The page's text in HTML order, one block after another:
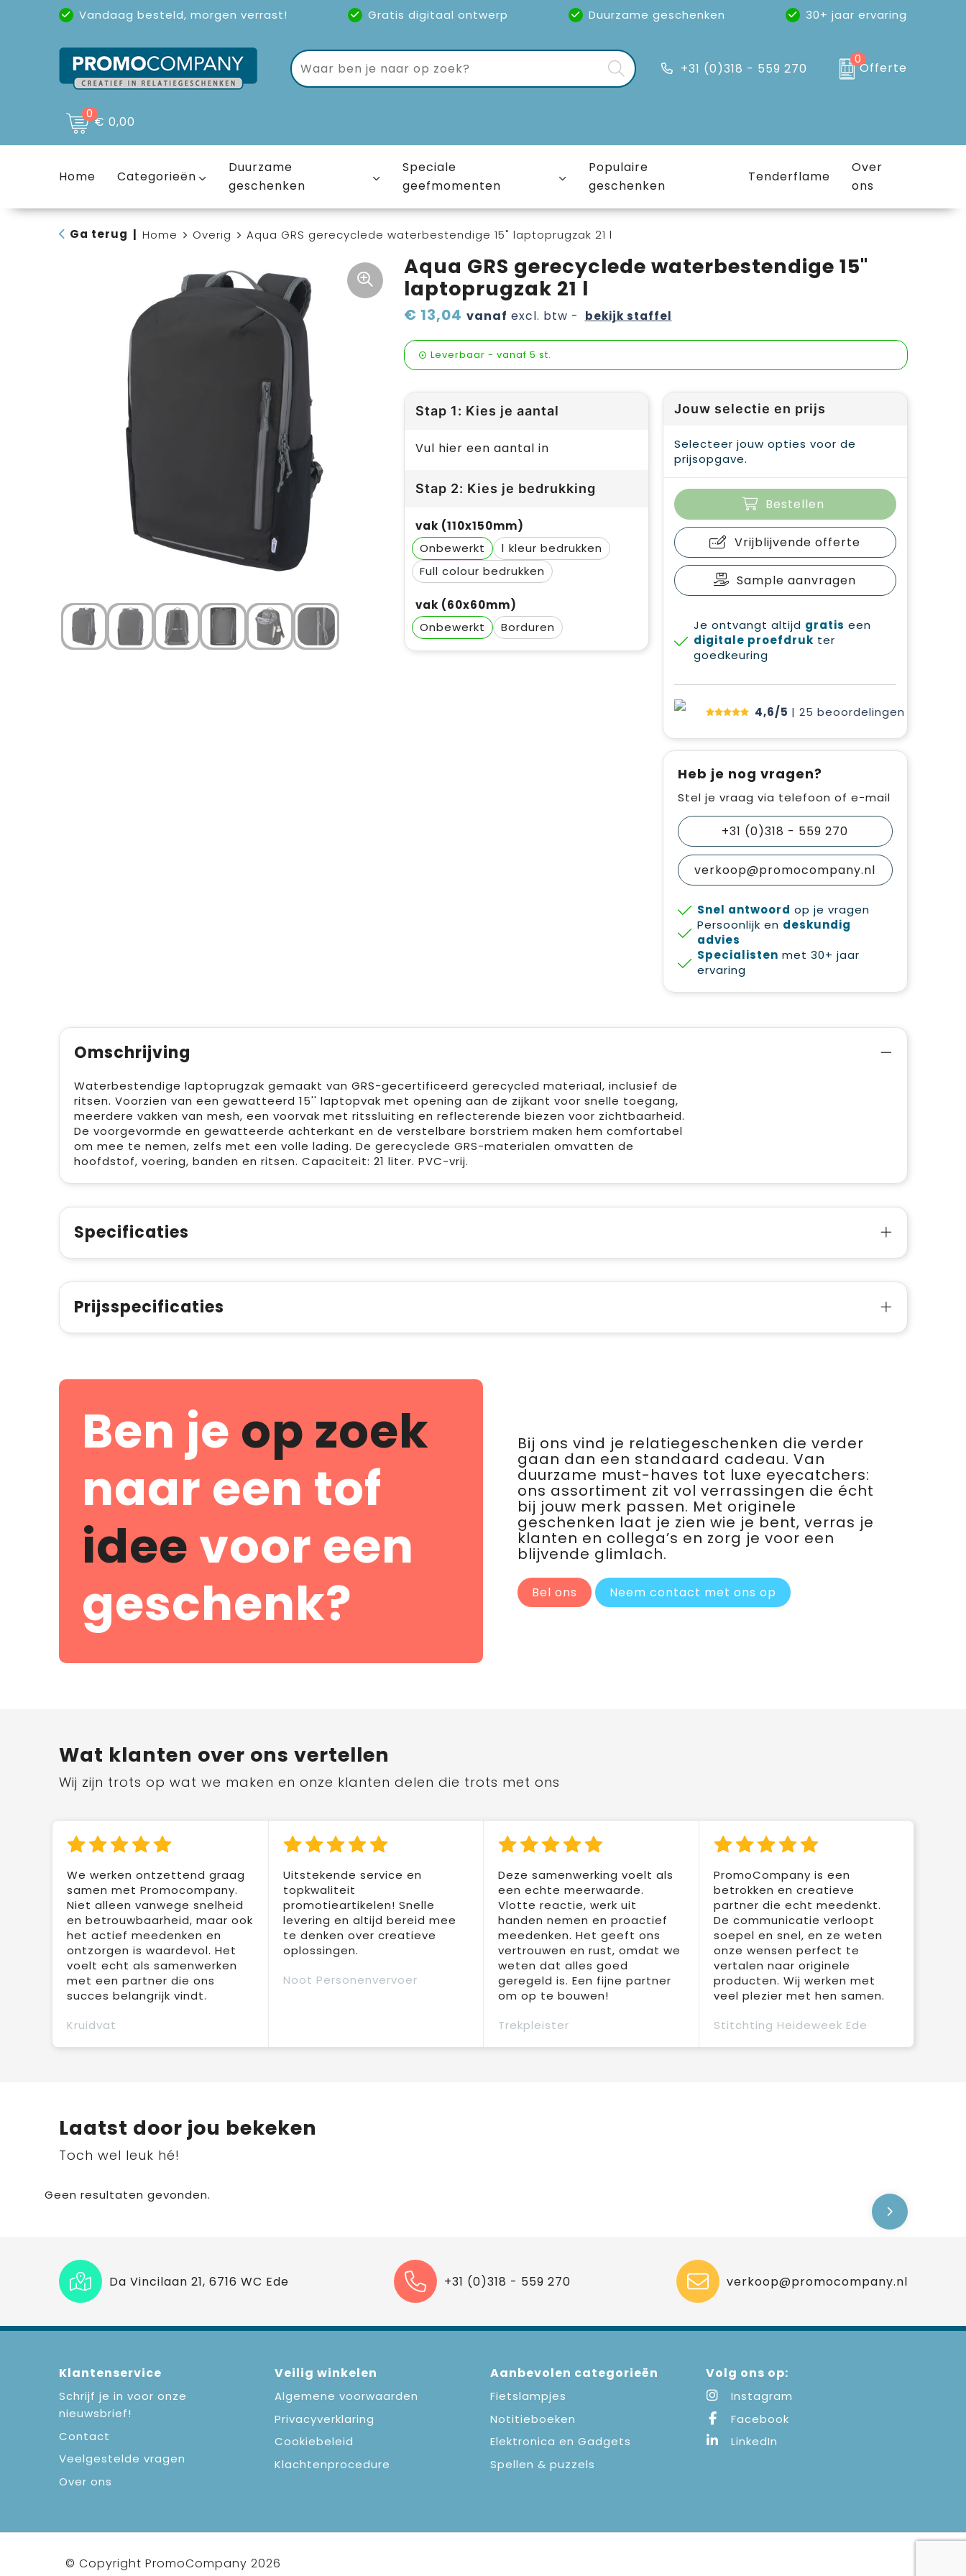
Vandaag besteld, morgen verrast! Gratis digitaal ontwerp Duurzame geschenken
30+ jaar ervaring
Uitstekende reviews(4,6/5)
+31 (0)318 - 559 270
0
Offerte
0€ 0,00
Home Categorieën
Duurzame
geschenken
Speciale
geefmomenten
Populaire
geschenken
Tenderflame
Over
ons
Ga terug Home Overig Aqua GRS gerecyclede waterbestendige 15" laptoprugzak 21 l
Aqua GRS gerecyclede waterbestendige 15"
laptoprugzak 21 l
€ 13,04 vanaf excl. btw - bekijk staffel
Leverbaar - vanaf 5 st.
Stap 1: Kies je aantal
Vul hier een aantal in
Stap 2: Kies je bedrukking
vak (110x150mm)
Onbewerkt
1
Full colour
vak (60x60mm)
Onbewerkt
Borduren
Jouw selectie en prijs
Selecteer jouw opties voor de
prijsopgave.
Bestellen
Vrijblijvende offerte
Sample aanvragen
Je ontvangt altijd gratis een
digitale proefdruk ter
goedkeuring
4,6/5 | 25 beoordelingen
Heb je nog vragen?
Stel je vraag via telefoon of e-mail
+31 (0)318 - 559 270
verkoop@promocompany.nl
Snel antwoord op je vragen
Persoonlijk en deskundig
advies
Specialisten met 30+ jaar
ervaring
Omschrijving
Waterbestendige laptoprugzak gemaakt van GRS-gecertificeerd gerecycled materiaal, inclusief de
ritsen. Voorzien van een gewatteerd 15'' laptopvak met opening aan de zijkant voor snelle toegang,
meerdere vakken van mesh, een voorvak met ritssluiting en reflecterende biezen voor zichtbaarheid.
De voorgevormde en gewatteerde achterkant en de verstelbare borstriem maken hem comfortabel
om mee te nemen, zelfs met een volle lading. De gerecyclede GRS-materialen omvatten de
hoofdstof, voering, banden en ritsen. Capaciteit: 21 liter. PVC-vrij.
Specificaties
Prijsspecificaties
Ben je op zoek
naar een tof
ideevoor een
geschenk?
Bij ons vind je relatiegeschenken die verder
gaan dan een standaard cadeau. Van
duurzame must-haves tot luxe eyecatchers:
ons assortiment zit vol verrassingen die écht
bij jouw merk passen. Met originele
geschenken laat je zien wie je bent, verras je
klanten en collega’s en zorg je voor een
blijvende glimlach.
Bel ons Neem contact met ons op
Wat klanten over ons vertellen
Wij zijn trots op wat we maken en onze klanten delen die trots met ons
We werken ontzettend graag
samen met Promocompany.
Niet alleen vanwege snelheid
en betrouwbaarheid, maar ook
het actief meedenken en
ontzorgen is waardevol. Het
voelt echt als samenwerken
met een partner die ons
succes belangrijk vindt.
Kruidvat
Uitstekende service en
topkwaliteit
promotieartikelen! Snelle
levering en altijd bereid mee
te denken over creatieve
oplossingen.
Noot Personenvervoer
Deze samenwerking voelt als
een echte meerwaarde.
Vlotte reactie, werk uit
handen nemen en proactief
meedenken. Het geeft ons
vertrouwen en rust, omdat we
weten dat alles goed
geregeld is. Een fijne partner
om op te bouwen!
Trekpleister
PromoCompany is een
betrokken en creatieve
partner die echt meedenkt.
De communicatie verloopt
soepel en snel, en ze weten
onze wensen perfect te
vertalen naar originele
producten. Wij werken met
veel plezier met hen samen.
Stitchting Heideweek Ede
Laatst door jou bekeken
Toch wel leuk hé!
Geen resultaten gevonden.
Da Vincilaan 21, 6716 WC Ede +31 (0)318 - 559 270 verkoop@promocompany.nl
Klantenservice
Schrijf je in voor onze
nieuwsbrief!
Contact
Veelgestelde vragen
Over ons
Veilig winkelen
Algemene voorwaarden
Privacyverklaring
Cookiebeleid
Klachtenprocedure
Aanbevolen categorieën
Fietslampjes
Notitieboeken
Elektronica en Gadgets
Spellen & puzzels
Volg ons op:
Instagram
Facebook
LinkedIn
© Copyright PromoCompany 2026